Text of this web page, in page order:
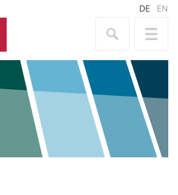
DE EN